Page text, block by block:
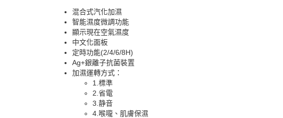
混合式汽化加濕
智能濕度微調功能
顯示現在空氣濕度
中文化面板
定時功能(2/4/6/8H)
Ag+銀離子抗菌裝置
加濕運轉方式：
1.標準
2.省電
3.静音
4.喉嚨、肌膚保濕